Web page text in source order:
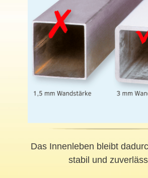
Das Innenleben bleibt
stabil und